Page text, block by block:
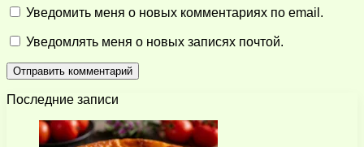
Уведомить меня о новых комментариях по email.
Уведомлять меня о новых записях почтой.
Последние записи